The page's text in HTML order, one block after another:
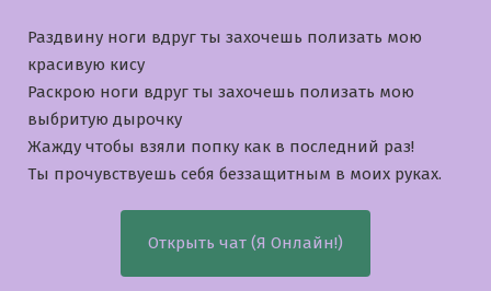
Раздвину ноги вдруг ты захочешь полизать мою
красивую кису
Раскрою ноги вдруг ты захочешь полизать мою
выбритую дырочку
Жажду чтобы взяли попку как в последний раз!
Ты прочувствуешь себя беззащитным в моих руках.
Открыть чат (Я Онлайн!)